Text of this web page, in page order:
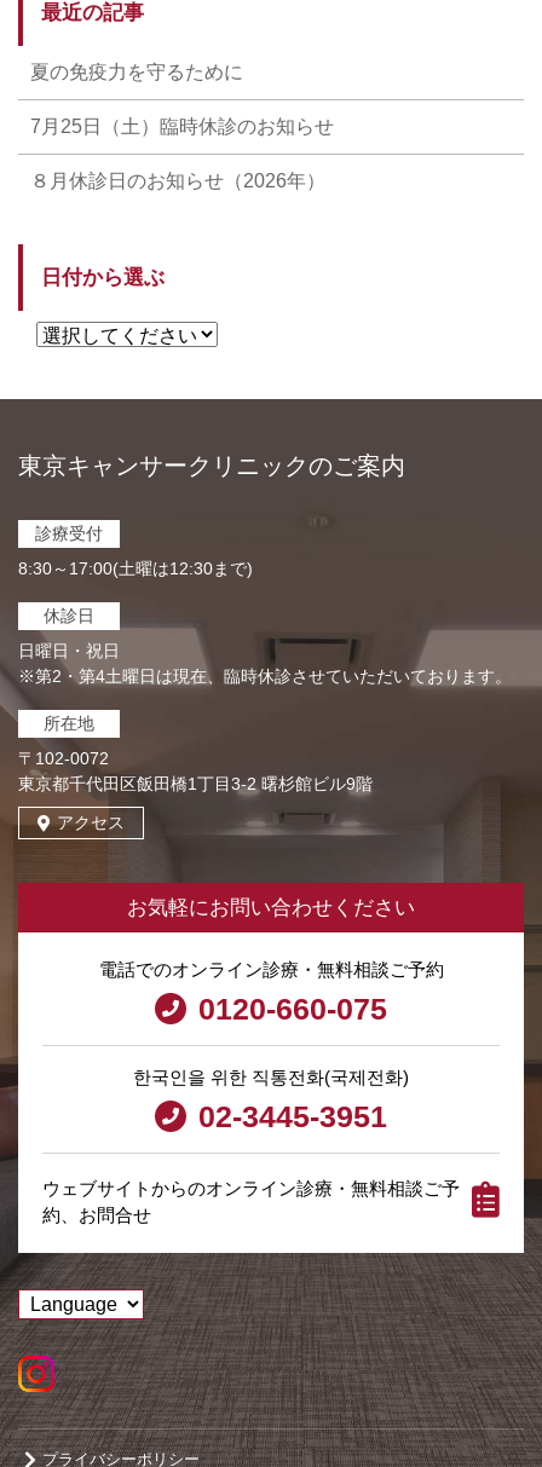
最近の記事
夏の免疫力を守るために
7月25日（土）臨時休診のお知らせ
８月休診日のお知らせ（2026年）
日付から選ぶ
東京キャンサークリニックのご案内
診療受付
8:30～17:00(土曜は12:30まで)
休診日
日曜日・祝日
※第2・第4土曜日は現在、臨時休診させていただいております。
所在地
〒102-0072
東京都千代田区飯田橋1丁目3-2 曙杉館ビル9階
アクセス
お気軽にお問い合わせください
電話でのオンライン診療・無料相談ご予約
0120-660-075
한국인을 위한 직통전화(국제전화)
02-3445-3951
ウェブサイトからのオンライン診療・無料相談ご予
約、お問合せ
プライバシーポリシー